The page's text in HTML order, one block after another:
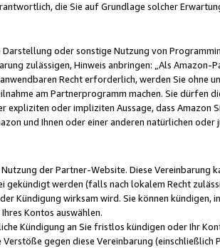
die Sie auf Grundlage solcher
oder sonstige Nutzung von
zulässigen, Hinweis anbringen: „Als Amazon-
Recht erforderlich, werden Sie ohne
am Partnerprogramm machen. Sie dürfen
expliziten oder impliziten Aussage, dass
und Ihnen oder einer anderen natürlichen oder
der Partner-Website. Diese Vereinbarung
werden (falls nach lokalem Recht
Kündigung wirksam wird. Sie können kündigen,
Kontos auswählen.
Kündigung an Sie fristlos kündigen oder Ihr
gegen diese Vereinbarung